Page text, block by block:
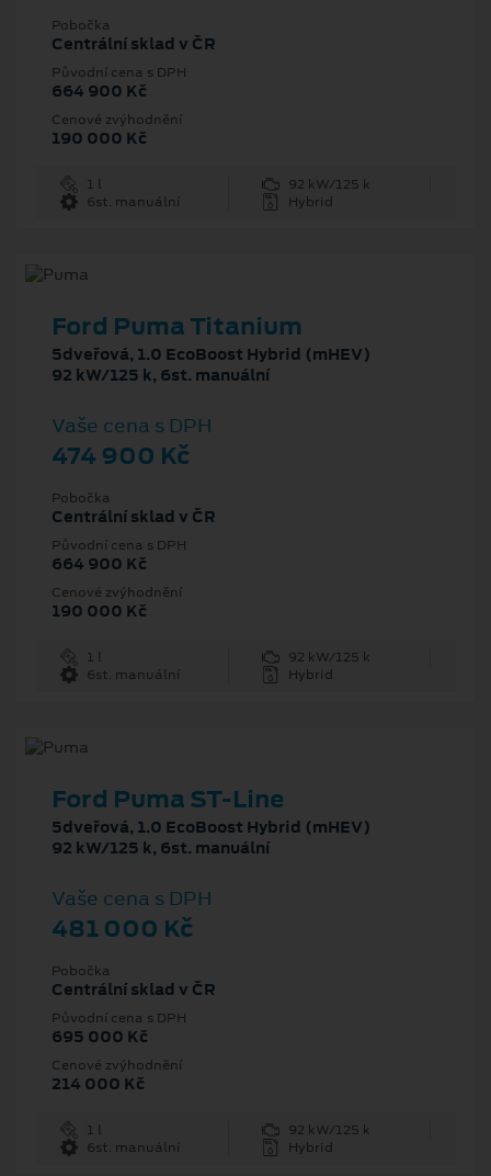
Pobočka
Centrální sklad v ČR
Původní cena s DPH
664 900 Kč
Cenové zvýhodnění
190 000 Kč
1 l
92 kW/125 k
6st. manuální
Hybrid
Ford Puma Titanium
5dveřová, 1.0 EcoBoost Hybrid (mHEV)
92 kW/125 k, 6st. manuální
Vaše cena s DPH
474 900 Kč
Pobočka
Centrální sklad v ČR
Původní cena s DPH
664 900 Kč
Cenové zvýhodnění
190 000 Kč
1 l
92 kW/125 k
6st. manuální
Hybrid
Ford Puma ST-Line
5dveřová, 1.0 EcoBoost Hybrid (mHEV)
92 kW/125 k, 6st. manuální
Vaše cena s DPH
481 000 Kč
Pobočka
Centrální sklad v ČR
Původní cena s DPH
695 000 Kč
Cenové zvýhodnění
214 000 Kč
1 l
92 kW/125 k
6st. manuální
Hybrid